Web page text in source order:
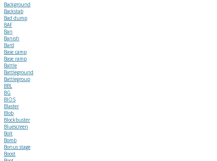
Background
Backstab
Bad dump
BAF
Ban
Banish
Bard
Base camp
Base ramp
Battle
Battleground
Battlegroup
BBL
BG
BIOS
Blaster
Blob
Blockbuster
Bluescreen
Bolt
Bomb
Bonus stage
Boost